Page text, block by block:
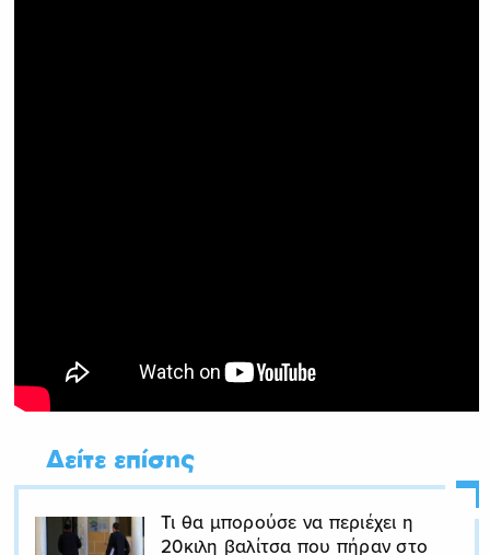
Δείτε επίσης
Τι θα μπορούσε να περιέχει η
20κιλη βαλίτσα που πήραν στο